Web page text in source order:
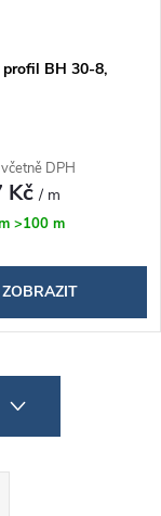
BH 30-8,
DPH
Kč/ m
>100 m
ZOBRAZIT